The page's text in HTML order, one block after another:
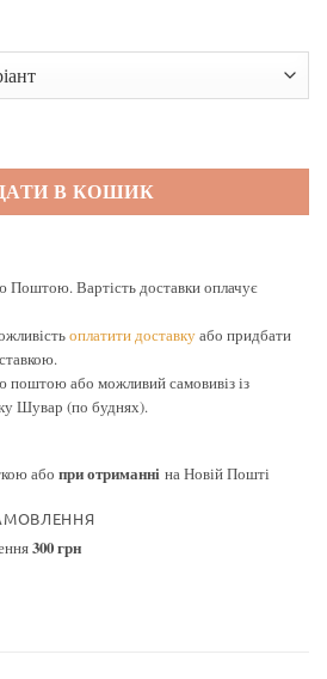
В КОШИК
Поштою. Вартість доставки оплачує
оплатити доставкуабо придбати
поштою або можливий самовивіз із
Шувар (по буднях).
або при отриманніна Новій Пошті
300 грн